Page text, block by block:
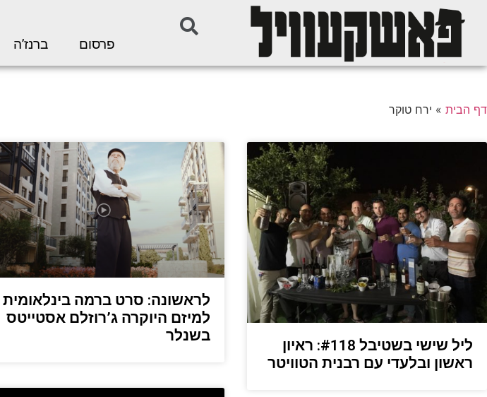
פרסום ברנז’ה
דף הבית » ירח טוקר
ליל שישי בשטיבל #118: ראיון
ראשון ובלעדי עם רבנית הטוויטר
לראשונה: סרט ברמה בינלאומית
למיזם היוקרה ג’רוזלם אסטייטס
בשנלר